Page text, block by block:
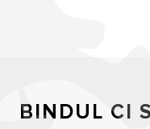
BINDUL CI